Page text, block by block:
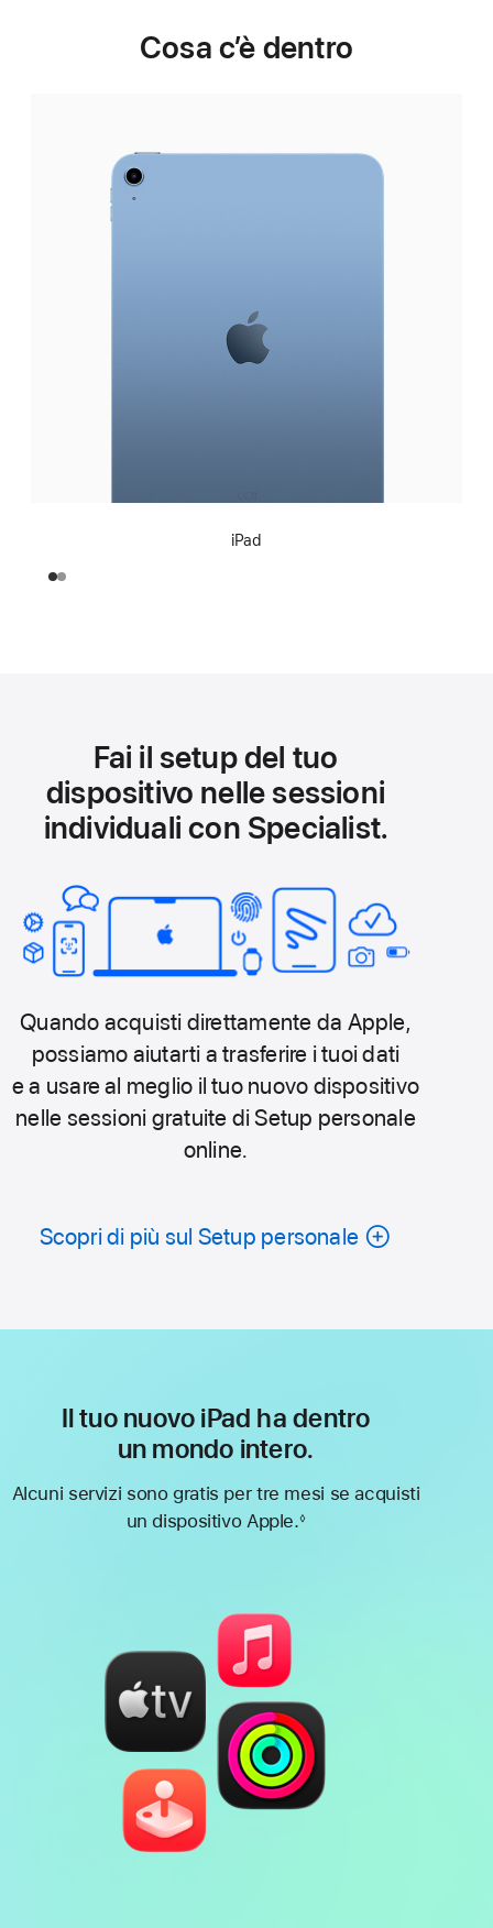
Cosa c’è dentro
iPad
Fai il setup del tuo
dispositivo nelle sessioni
individuali con Specialist.
Quando acquisti direttamente da Apple,
possiamo aiutarti a trasferire i tuoi dati
e a usare al meglio il tuo nuovo dispositivo
nelle sessioni gratuite di Setup personale
online.
Scopri di più sul Setup personale
Il tuo nuovo iPad ha dentro
un mondo intero.
Alcuni servizi sono gratis per tre mesi se acquisti
un dispositivo Apple.◊